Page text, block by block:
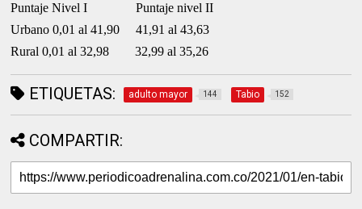
Puntaje Nivel I Puntaje nivel II
Urbano 0,01 al 41,90 41,91 al 43,63
Rural 0,01 al 32,98 32,99 al 35,26
ETIQUETAS: adulto mayor 144 Tabio 152
COMPARTIR: